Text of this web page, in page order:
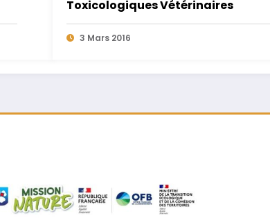
Toxicologiques Vétérinaires
3 Mars 2016